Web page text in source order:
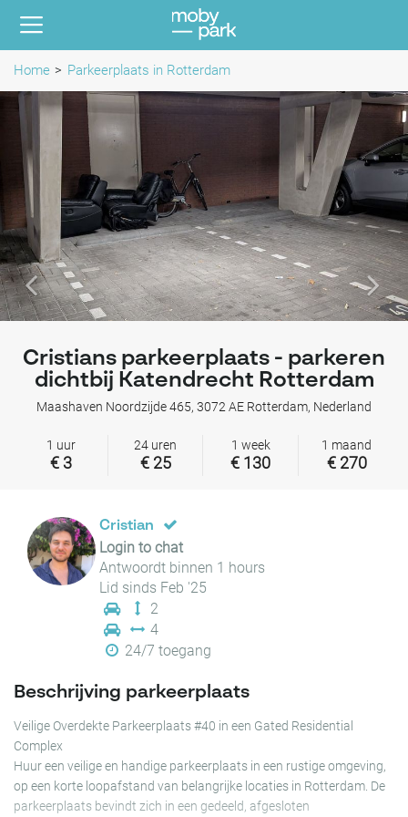
Home Parkeerplaats in Rotterdam
Cristians parkeerplaats - parkeren
dichtbij Katendrecht Rotterdam
Maashaven Noordzijde 465, 3072 AE Rotterdam, Nederland
1 uur
€ 3
24 uren
€ 25
1 week
€ 130
1 maand
€ 270
Cristian
Login to chat
Antwoordt binnen 1 hours
Lid sinds Feb '25
2
4
24/7 toegang
Beschrijving parkeerplaats
Veilige Overdekte Parkeerplaats #40 in een Gated Residential
Complex
Huur een veilige en handige parkeerplaats in een rustige omgeving,
op een korte loopafstand van belangrijke locaties in Rotterdam. De
parkeerplaats bevindt zich in een gedeeld, afgesloten